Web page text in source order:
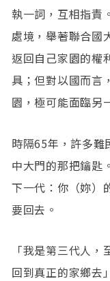
執一詞，互相指責
處境，舉著聯合國
返回自己家園的權
具；但對以國而言
園，極可能面臨另
時隔65年，許多難
中大門的那把鑰匙
下一代：你（妳）
要回去。
「我是第三代人
回到真正的家鄉去